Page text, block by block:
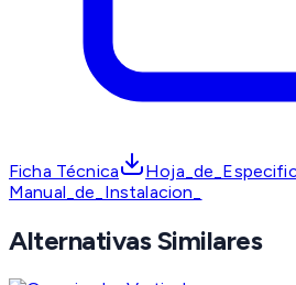
Ficha Técnica
Manual_de_Instalacion_
Alternativas Similares